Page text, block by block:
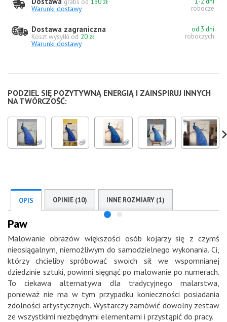
gratis od 130 zł
Warunki dostawy
robocze
Dostawa zagraniczna
Koszt wysyłki od 20 zł
Warunki dostawy
od 3 dni
roboczych
PODZIEL SIĘ POZYTYWNĄ ENERGIĄ I ZAINSPIRUJ INNYCH
NA TWÓRCZOŚĆ:
OPIS OPINIE (10) INNE ROZMIARY (1)
Paw
Malowanie obrazów większości osób kojarzy się z czymś
nieosiągalnym, niemożliwym do samodzielnego wykonania. Ci,
którzy chcieliby spróbować swoich sił we wspomnianej
dziedzinie sztuki, powinni sięgnąć po malowanie po numerach.
To ciekawa alternatywa dla tradycyjnego malarstwa,
ponieważ nie ma w tym przypadku konieczności posiadania
zdolności artystycznych. Wystarczy zamówić dowolny zestaw
ze wszystkimi niezbędnymi elementami i przystąpić do pracy.